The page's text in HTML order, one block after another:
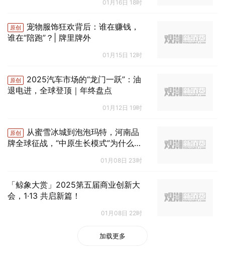
01月16日 18时
原创
宠物服饰狂欢背后：谁在赚钱，
谁在“陪跑”？| 牌里牌外
01月15日 12时
原创
2025汽车市场的“龙门一跃”：油
退电进，全球登顶｜年终盘点
01月12日 19时
原创
从蜜雪冰城到泡泡玛特，河南品
牌全球征战，“中原生长模式”为什么赢
01月08日 23时
「鲸象大赏」2025第五届商业创新大
会，1·13 共启新篇！
01月08日 22时
加载更多